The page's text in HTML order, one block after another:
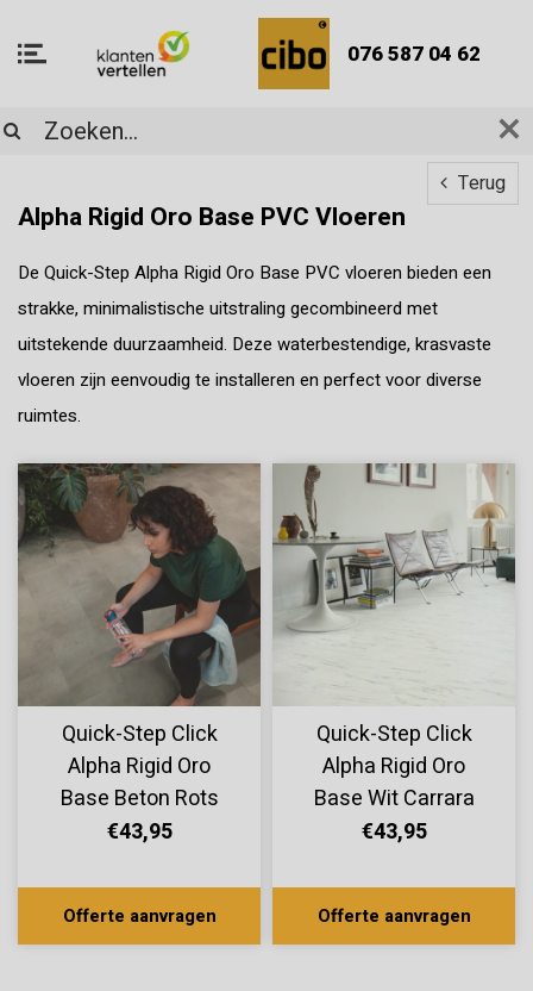
076 587 04 62
Terug
Alpha Rigid Oro Base PVC Vloeren
De Quick-Step Alpha Rigid Oro Base PVC vloeren bieden een
strakke, minimalistische uitstraling gecombineerd met
uitstekende duurzaamheid. Deze waterbestendige, krasvaste
vloeren zijn eenvoudig te installeren en perfect voor diverse
ruimtes.
Quick-Step Click
Alpha Rigid Oro
Base Beton Rots
AVSTT40234
€43,95
Offerte aanvragen
Quick-Step Click
Alpha Rigid Oro
Base Wit Carrara
Marmer
€43,95
Offerte aanvragen